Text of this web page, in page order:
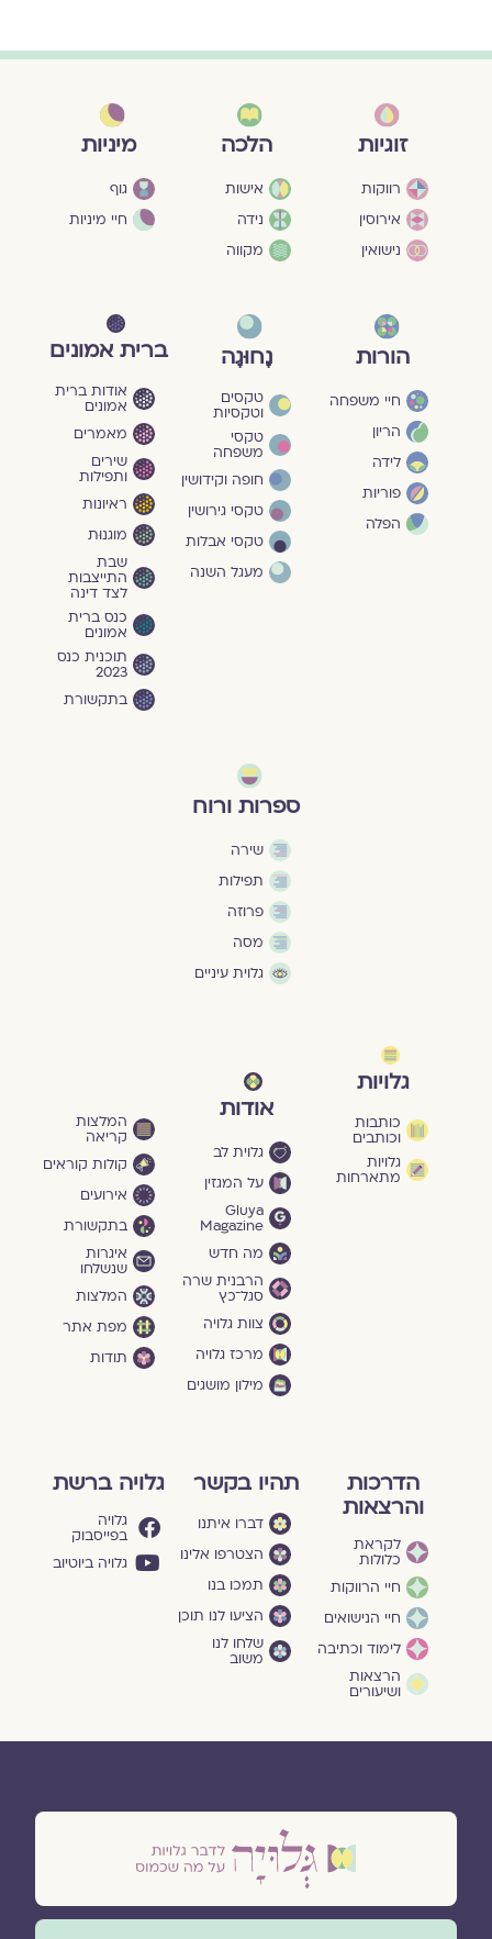
זוגיות
רווקות
אירוסין
נישואין
הלכה
אישות
נידה
מקווה
מיניות
גוף
חיי מיניות
הורות
חיי משפחה
הריון
לידה
פוריות
הפלה
נָחוּגָה
טקסים
וטקסיות
טקסי
משפחה
חופה וקידושין
טקסי גירושין
טקסי אבלות
מעגל השנה
ברית אמונים
אודות ברית
אמונים
מאמרים
שירים
ותפילות
ראיונות
מוגנוּת
שבת
התייצבות
לצד דינה
כנס ברית
אמונים
תוכנית כנס
2023
בתקשורת
ספרות ורוח
שירה
תפילות
פרוזה
מסה
גלוית עיניים
גלויות
כותבות
וכותבים
גלויות
מתארחות
אודות
גלוית לב
על המגזין
Gluya
Magazine
מה חדש
הרבנית שרה
סגל־כץ
צוות גלויה
מרכז גלויה
מילון מושגים
המלצות
קריאה
קולות קוראים
אירועים
בתקשורת
איגרות
שנשלחו
המלצות
מפת אתר
תודות
הדרכות
והרצאות
לקראת
כלולות
חיי הרווקות
חיי הנישואים
לימוד וכתיבה
הרצאות
ושיעורים
תהיו בקשר
דברו איתנו
הצטרפו אלינו
תמכו בנו
הציעו לנו תוכן
שלחו לנו
משוב
גלויה ברשת
גלויה
בפייסבוק
גלויה ביוטיוב